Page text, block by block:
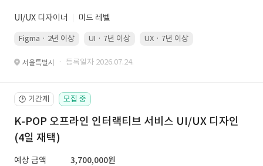
UI/UX 디자이너 미드 레벨
Figma · 2년 이상 UI · 7년 이상 UX · 7년 이상
서울특별시 · 등록일자 2026.07.24.
🕒 기간제 모집 중
K-POP 오프라인 인터랙티브 서비스 UI/UX 디자인
(4일 재택)
예상 금액
3,700,000원